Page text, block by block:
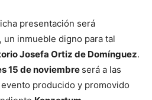
presentación será
un inmueble digno para tal
Josefa Ortiz de Domínguez.
15 de noviembre será a las
evento producido y promovido